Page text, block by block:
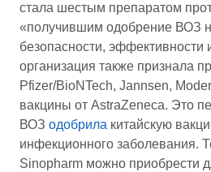
стала шестым препаратом
«получившим одобрение ВОЗ
безопасности, эффективности
организация также признала
Pfizer/BioNTech, Jannsen,
вакцины от AstraZeneca. Это
ВОЗ одобрила китайскую
инфекционного заболевания.
Sinopharm можно приобрести